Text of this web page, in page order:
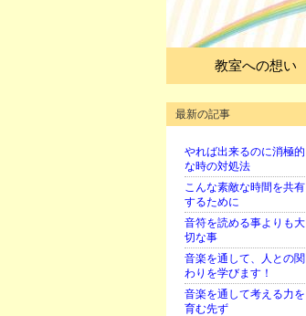
教室への想い
最新の記事
やれば出来るのに消極的
な時の対処法
こんな素敵な時間を共有
するために
音符を読める事よりも大
切な事
音楽を通して、人との関
わりを学びます！
音楽を通して考える力を
育む先ず